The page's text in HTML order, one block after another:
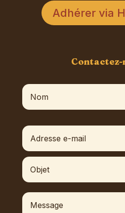
Adhérer via
Contactez-